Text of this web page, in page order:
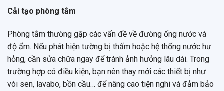
Cải tạo phòng tắm
Phòng tắm thường gặp các vấn đề về đường ống nước và
độ ẩm. Nếu phát hiện tường bị thấm hoặc hệ thống nước hư
hỏng, cần sửa chữa ngay để tránh ảnh hưởng lâu dài. Trong
trường hợp có điều kiện, bạn nên thay mới các thiết bị như
vòi sen, lavabo, bồn cầu… để nâng cao tiện nghi và đảm bảo